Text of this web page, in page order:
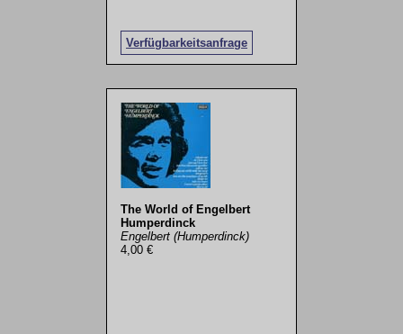
Verfügbarkeitsanfrage
The World of Engelbert
Humperdinck
Engelbert (Humperdinck)
4,00 €